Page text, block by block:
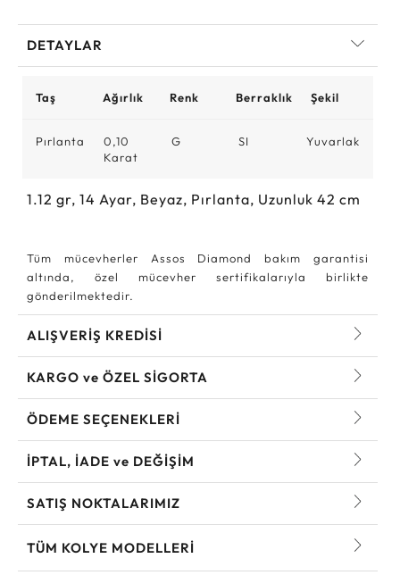
DETAYLAR
Taş Ağırlık Renk Berraklık Şekil
Pırlanta
0,10
Karat
G SI Yuvarlak
1.12 gr, 14 Ayar, Beyaz, Pırlanta, Uzunluk 42 cm
Tüm mücevherler Assos Diamond bakım garantisi
altında, özel mücevher sertifikalarıyla birlikte
gönderilmektedir.
ALIŞVERİŞ KREDİSİ
KARGO ve ÖZEL SİGORTA
ÖDEME SEÇENEKLERİ
İPTAL, İADE ve DEĞİŞİM
SATIŞ NOKTALARIMIZ
TÜM KOLYE MODELLERI